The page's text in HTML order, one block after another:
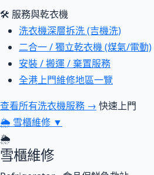
🛠 服務與乾衣機
洗衣機深層拆洗 (吉機洗)
二合一 / 獨立乾衣機 (煤氣/電動)
安裝 / 搬運 / 棄置服務
全港上門維修地區一覽
查看所有洗衣機服務 → 快速上門
🌦 雪櫃維修 ▼
🌦
雪櫃維修